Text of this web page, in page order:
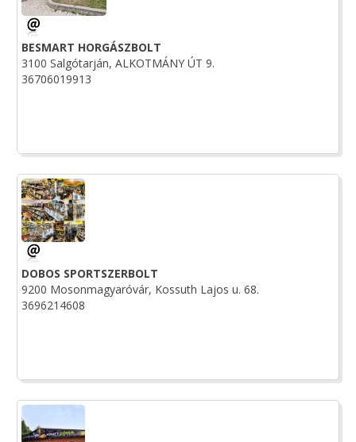
BESMART HORGÁSZBOLT
3100 Salgótarján, ALKOTMÁNY ÚT 9.
36706019913
DOBOS SPORTSZERBOLT
9200 Mosonmagyaróvár, Kossuth Lajos u. 68.
3696214608